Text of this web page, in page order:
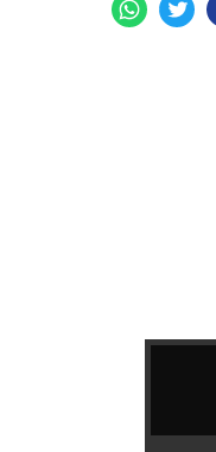
Facebook
Twitter